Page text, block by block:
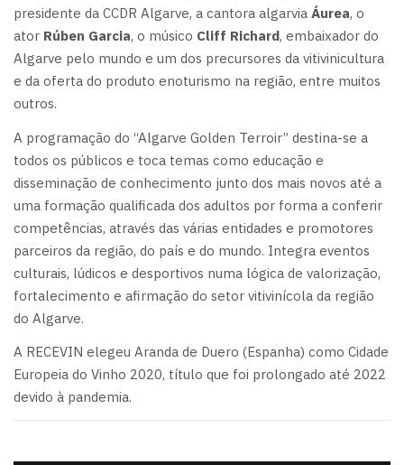
presidente da CCDR Algarve, a cantora algarvia Áurea, o
ator Rúben Garcia, o músico Cliff Richard, embaixador do
Algarve pelo mundo e um dos precursores da vitivinicultura
e da oferta do produto enoturismo na região, entre muitos
outros.
A programação do “Algarve Golden Terroir” destina-se a
todos os públicos e toca temas como educação e
disseminação de conhecimento junto dos mais novos até a
uma formação qualificada dos adultos por forma a conferir
competências, através das várias entidades e promotores
parceiros da região, do país e do mundo. Integra eventos
culturais, lúdicos e desportivos numa lógica de valorização,
fortalecimento e afirmação do setor vitivinícola da região
do Algarve.
A RECEVIN elegeu Aranda de Duero (Espanha) como Cidade
Europeia do Vinho 2020, título que foi prolongado até 2022
devido à pandemia.